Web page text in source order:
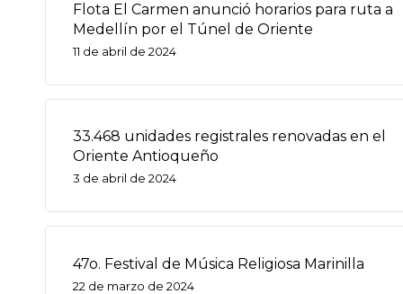
Flota El Carmen anunció horarios para ruta a
Medellín por el Túnel de Oriente
11 de abril de 2024
33.468 unidades registrales renovadas en el
Oriente Antioqueño
3 de abril de 2024
47o. Festival de Música Religiosa Marinilla
22 de marzo de 2024